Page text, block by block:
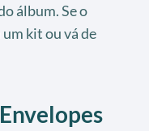
álbum. Se o
kit ou vá de